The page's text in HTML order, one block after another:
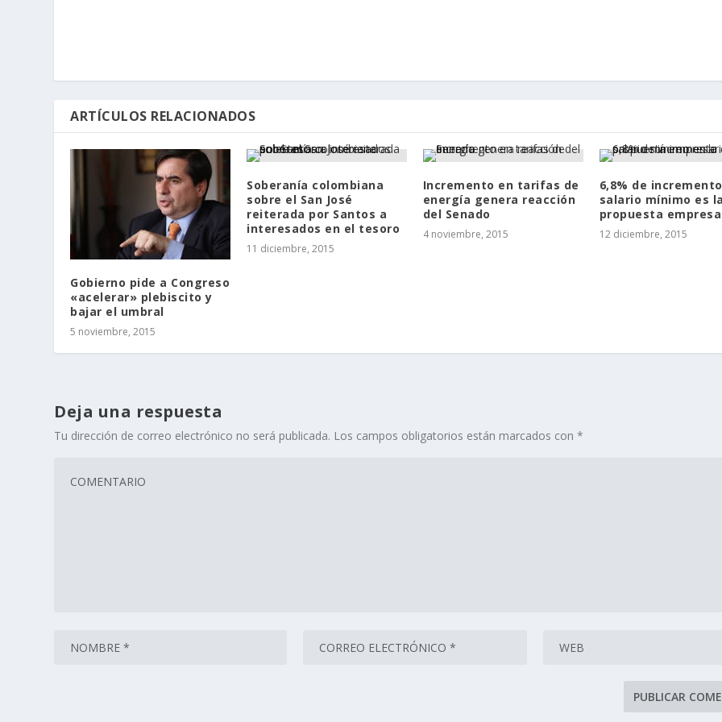
ARTÍCULOS RELACIONADOS
Gobierno pide a Congreso
«acelerar» plebiscito y
bajar el umbral
5 noviembre, 2015
Soberanía colombiana
sobre el San José
reiterada por Santos a
interesados en el tesoro
11 diciembre, 2015
Incremento en tarifas de
energía genera reacción
del Senado
4 noviembre, 2015
6,8% de
salario mínimo es la
propuesta
12 diciembre, 2015
Deja una respuesta
Tu dirección de correo electrónico no será publicada. Los campos obligatorios están marcados con*